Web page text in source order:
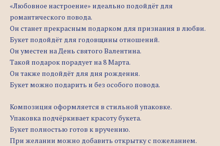
«Любовное настроение» идеально подойдёт для
романтического повода.
Он станет прекрасным подарком для признания в любви.
Букет подойдёт для годовщины отношений.
Он уместен на День святого Валентина.
Такой подарок порадует на 8 Марта.
Он также подойдёт для дня рождения.
Букет можно подарить и без особого повода.
Композиция оформляется в стильной упаковке.
Упаковка подчёркивает красоту букета.
Букет полностью готов к вручению.
При желании можно добавить открытку с пожеланием.